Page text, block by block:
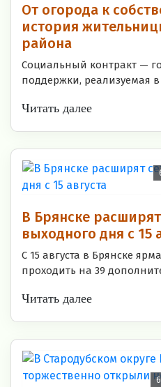
От огорода к
история
района
Социальный контракт —
поддержки, реализуемая
Читать далее
В Брянске
выходного дня с 15
С 15 августа в Брянске
проходить на 39
Читать далее